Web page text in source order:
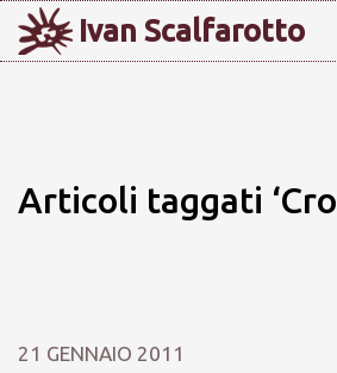
Ivan Scalfarotto
Articoli taggati
21 GENNAIO 2011